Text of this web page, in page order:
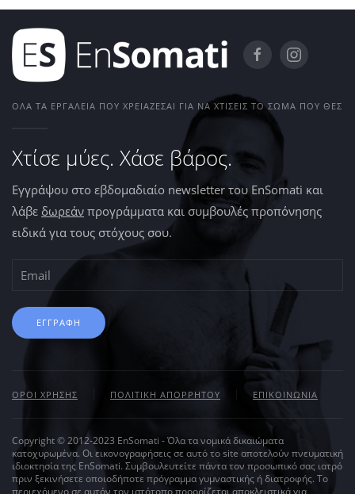
ΌΛΑ ΤΑ ΕΡΓΑΛΕΊΑ ΠΟΥ ΧΡΕΙΆΖΕΣΑΙ ΓΙΑ ΝΑ ΧΤΊΣΕΙΣ ΤΟ ΣΏΜΑ ΠΟΥ ΘΕΣ
Χτίσε μύες. Χάσε βάρος.
Εγγράψου στο εβδομαδιαίο newsletter του EnSomati και
λάβε δωρεάν προγράμματα και συμβουλές προπόνησης
ειδικά για τους στόχους σου.
ΕΓΓΡΑΦΗ
ΟΡΟΙ ΧΡΗΣΗΣ ΠΟΛΙΤΙΚΗ ΑΠΟΡΡΗΤΟΥ ΕΠΙΚΟΙΝΩΝΙΑ
Copyright © 2012-2023 EnSomati - Όλα τα νομικά δικαιώματα
κατοχυρωμένα. Οι εικονογραφήσεις σε αυτό το site αποτελούν πνευματική
ιδιοκτησία της EnSomati. Συμβουλευτείτε πάντα τον προσωπικό σας ιατρό
πριν ξεκινήσετε οποιοδήποτε πρόγραμμα γυμναστικής ή διατροφής. Το
περιεχόμενο σε αυτόν τον ιστότοπο προορίζεται αποκλειστικά για